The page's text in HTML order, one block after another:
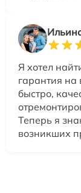
Я хотел
гарантия
быстро,
Теперь я
возникших